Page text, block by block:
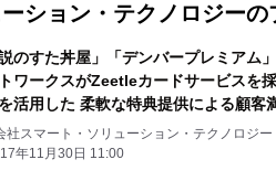
ション・テクノロジーの
説のすた丼屋」「デンバープレミアム
ワークスがZeetleカードサービス
活用した 柔軟な特典提供による顧客
社スマート・ソリューション・テクノロジー
年11月30日 11:00